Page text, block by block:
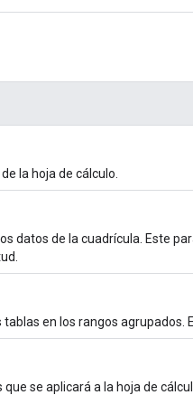
la hoja de cálculo.
datos de la cuadrícula. Este
en los rangos agrupados.
se aplicará a la hoja de